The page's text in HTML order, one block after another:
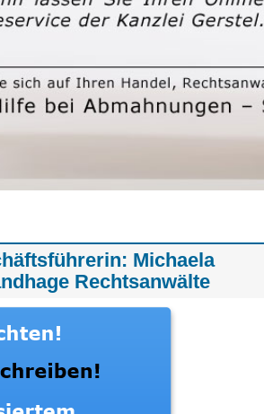
Michaela
Rechtsanwälte